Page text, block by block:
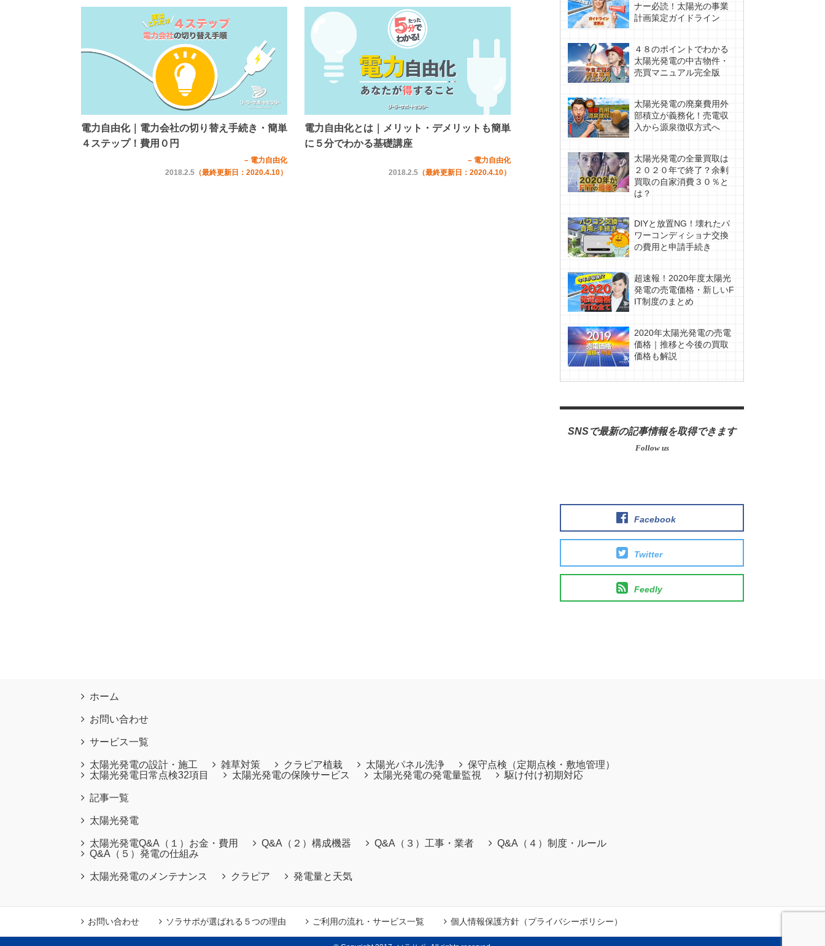
電力自由化｜電力会社の切り替え手続き・簡単
４ステップ！費用０円
– 電力自由化
2018.2.5 （最終更新日：2020.4.10）
電力自由化とは｜メリット・デメリットも簡単
に５分でわかる基礎講座
– 電力自由化
2018.2.5 （最終更新日：2020.4.10）
ナー必読！太陽光の事業
計画策定ガイドライン
４８のポイントでわかる
太陽光発電の中古物件・
売買マニュアル完全版
太陽光発電の廃棄費用外
部積立が義務化！売電収
入から源泉徴収方式へ
太陽光発電の全量買取は
２０２０年で終了？余剰
買取の自家消費３０％と
は？
DIYと放置NG！壊れたパ
ワーコンディショナ交換
の費用と申請手続き
超速報！2020年度太陽光
発電の売電価格・新しいF
IT制度のまとめ
2020年太陽光発電の売電
価格｜推移と今後の買取
価格も解説
SNSで最新の記事情報を取得できます
Facebook
Twitter
Feedly
ホーム
お問い合わせ
サービス一覧
太陽光発電の設計・施工 雑草対策 クラピア植栽 太陽光パネル洗浄
保守点検（定期点検・敷地管理）
太陽光発電日常点検32項目
太陽光発電の保険サービス 太陽光発電の発電量監視 駆け付け初期対応
記事一覧
太陽光発電
太陽光発電Q&A（１）お金・費用 Q&A（２）構成機器 Q&A（３）工事・業者
Q&A（４）制度・ルール
Q&A（５）発電の仕組み
太陽光発電のメンテナンス クラピア 発電量と天気
お問い合わせ ソラサポが選ばれる５つの理由 ご利用の流れ・サービス一覧 個人情報保護方針（プライバシーポリシー）